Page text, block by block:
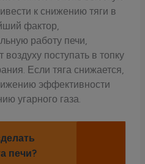
к снижению тяги в
фактор,
работу печи,
воздуху поступать в топку
Если тяга снижается,
эффективности
угарного газа.
печи?